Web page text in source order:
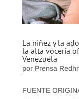
La niñez y la
la alta vocería
Venezuela
por Prensa
FUENTE